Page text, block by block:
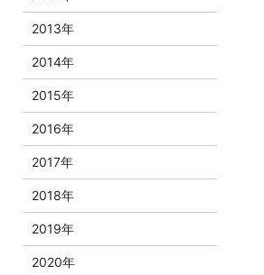
2013年
2014年
2015年
2016年
2017年
2018年
2019年
2020年